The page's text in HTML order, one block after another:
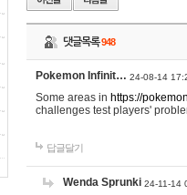
댓글목록948
Pokemon Infinit… 24-08-14
Some areas in https://
challenges test players'
답글달기
Wenda Sprunki 24-11-14